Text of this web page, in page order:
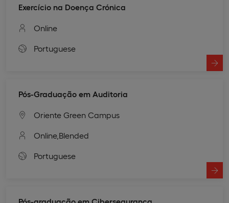
Exercício na Doença Crónica
Online
Portuguese
Pós-Graduação em Auditoria
Oriente Green Campus
Online, Blended
Portuguese
Pós-graduação em Cibersegurança